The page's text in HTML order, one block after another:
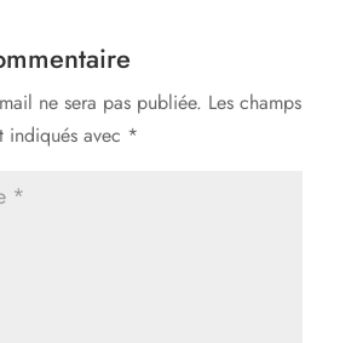
ne sera pas publiée. Les champs
indiqués avec *